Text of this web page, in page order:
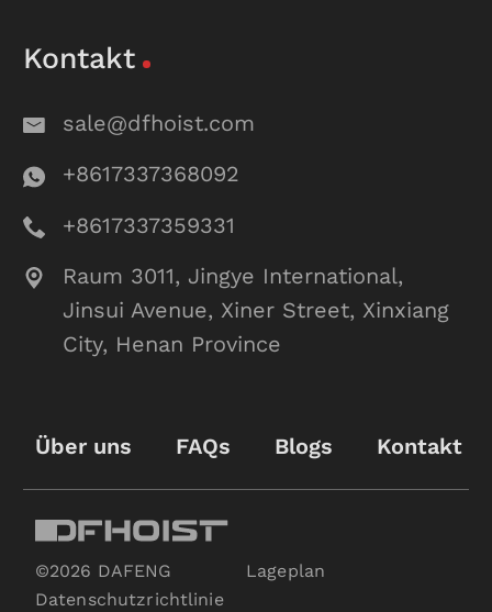
Kontakt
sale@dfhoist.com
+8617337368092
+8617337359331
Raum 3011, Jingye International,
Jinsui Avenue, Xiner Street, Xinxiang
City, Henan Province
Über uns FAQs Blogs Kontakt
©2026 DAFENG
Lageplan
Datenschutzrichtlinie